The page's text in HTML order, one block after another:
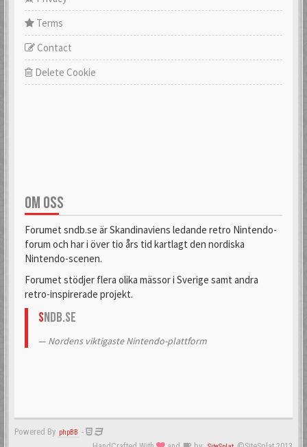
Terms
Contact
Delete Cookie
OM OSS
Forumet sndb.se är Skandinaviens ledande retro Nintendo-
forum och har i över tio års tid kartlagt den nordiska
Nintendo-scenen.
Forumet stödjer flera olika mässor i Sverige samt andra
retro-inspirerade projekt.
SNDB.se
Nordens viktigaste Nintendo-plattform
Powered By phpBB -